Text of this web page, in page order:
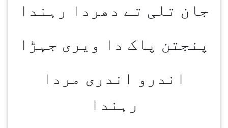
جان تلی تے دھردا رہندا
پنجتن پاک دا ویری جہڑا
اندرو اندری مردا
رہندا